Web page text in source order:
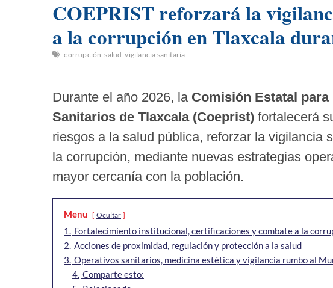
COEPRIST reforzará la
a la corrupción en Tlaxcala
corrupción salud vigilancia sanitaria
Durante el año 2026, la Comisión Estatal
Sanitarios de Tlaxcala (Coeprist) fortalecerá
riesgos a la salud pública, reforzar la vigilancia
la corrupción, mediante nuevas estrategias
mayor cercanía con la población.
Menu Ocultar
1. Fortalecimiento institucional, certificaciones y combate a la
2. Acciones de proximidad, regulación y protección a la salud
3. Operativos sanitarios, medicina estética y vigilancia rumbo al
4. Comparte esto: